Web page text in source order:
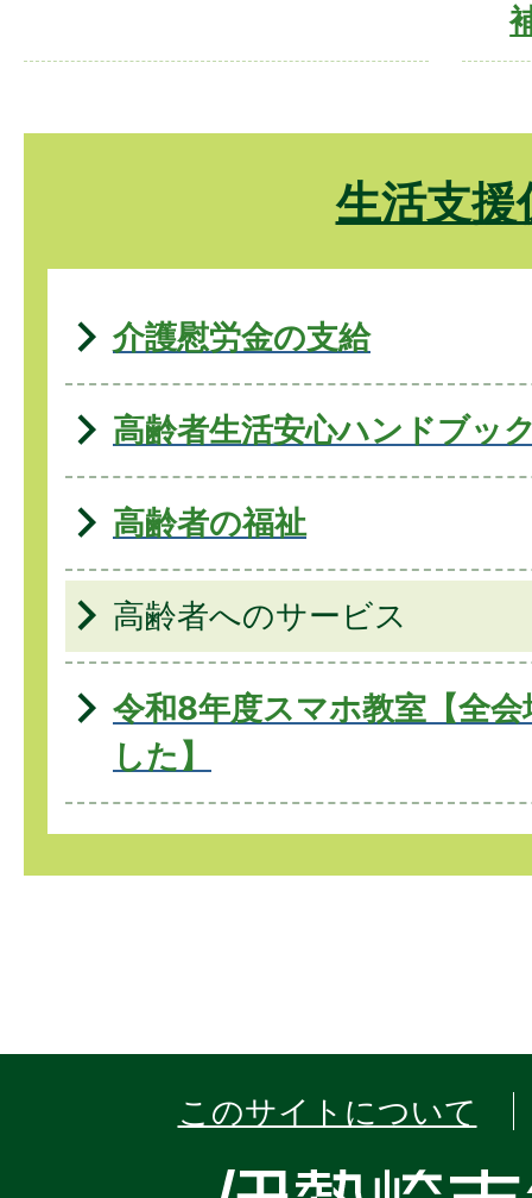
生活支援
介護慰労金の支給
高齢者生活安心ハンドブッ
高齢者の福祉
高齢者へのサービス
令和8年度スマホ教室【全
した】
このサイトについて